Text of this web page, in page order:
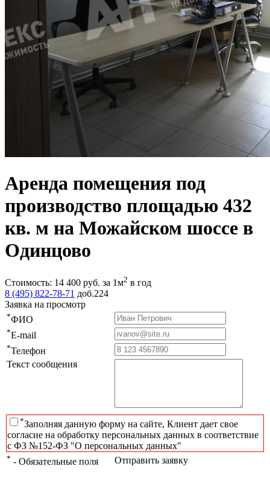
Аренда помещения под
производство площадью 432
кв. м на Можайском шоссе в
Одинцово
Стоимость: 14 400 руб. за 1м2 в год
8 (495) 822-78-71 доб.224
Заявка на просмотр
*ФИО
*E-mail
*Телефон
Текст сообщения
*Заполняя данную форму на сайте, Клиент дает свое
согласие на обработку персональных данных в соответствие
с ФЗ №152-ФЗ "О персональных данных"
* - Обязательные поля Отправить заявку